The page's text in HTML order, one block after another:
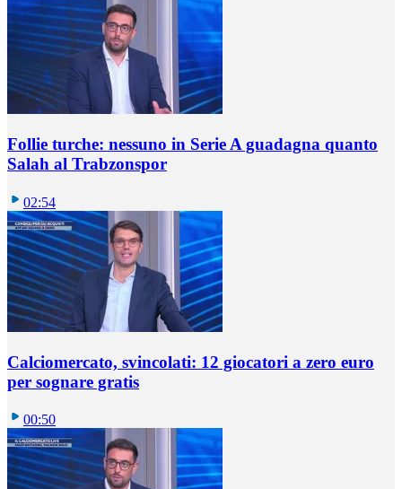
Follie turche: nessuno in Serie A guadagna quanto
Salah al Trabzonspor
02:54
Calciomercato, svincolati: 12 giocatori a zero euro
per sognare gratis
00:50